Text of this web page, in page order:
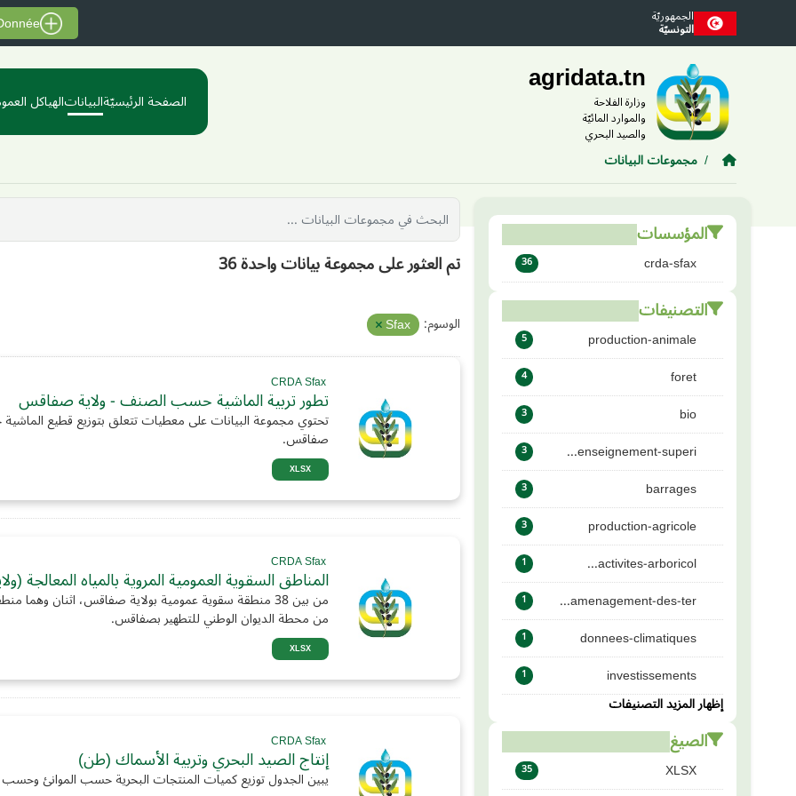
Skip to main contentالجمهوريّة
التونسيّة
agridata.tn
وزارة الفلاحة
والموارد المائيّة
والصيد البحري
الصفحة الرئيسيّةالبياناتالهياكل
مجموعات البيانات
المؤسسات
crda-sfax
36
التصنيفات
production-animale
5
foret
4
bio
3
enseignement-superi...
3
barrages
3
production-agricole
3
activites-arboricol...
1
amenagement-des-ter...
1
donnees-climatiques
1
investissements
1
إظهار المزيد التصنيفات
الصيغ
XLSX
35
تم العثور على مجموعة بيانات واحدة 36
الوسوم: Sfax
تطور تربية الماشية حسب الصنف - ولاية صفاقس
تحتوي مجموعة البيانات على معطيات تتعلق بتوزيع قطيع
صفاقس.
XLSX
المناطق السقوية العمومية المروية بالمياه المعالجة
من بين 38 منطقة سقوية عمومية بولاية صفاقس، اثنان
من محطة الديوان الوطني للتطهير بصفاقس.
XLSX
إنتاج الصيد البحري وتربية الأسماك (طن)
يبين الجدول توزيع كميات المنتجات البحرية حسب الموانئ